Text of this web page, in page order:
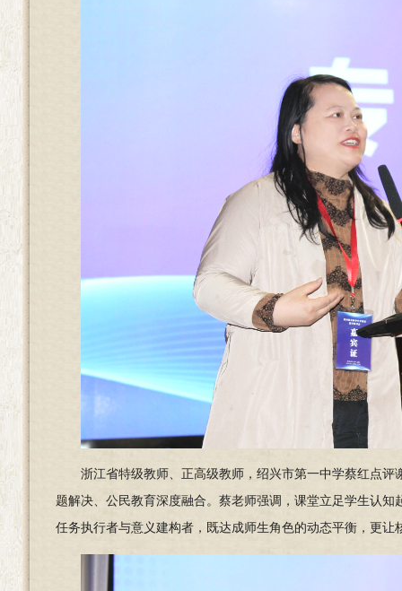
浙江省特级教师、正高级教师，绍兴市第一中学蔡红点
题解决、公民教育深度融合。蔡老师强调，课堂立足学生认
任务执行者与意义建构者，既达成师生角色的动态平衡，更让